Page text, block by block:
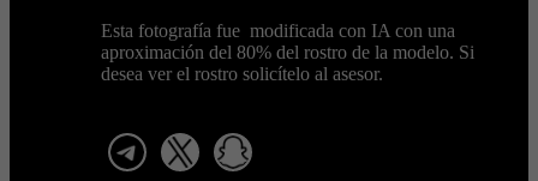
Esta fotografía fue modificada con IA con una
aproximación del 80% del rostro de la modelo. Si
desea ver el rostro solicítelo al asesor.
telegram